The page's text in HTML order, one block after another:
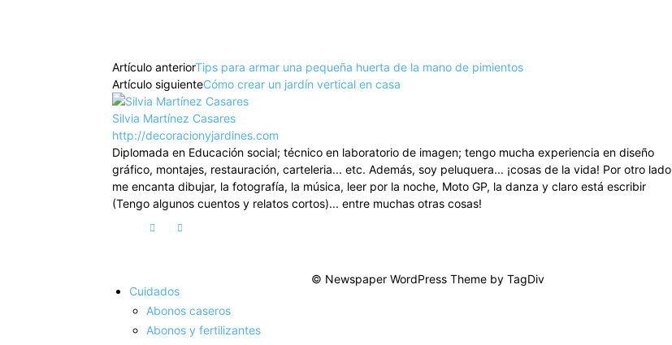
Artículo anteriorTips para armar una pequeña huerta de la mano de pimientos
Artículo siguienteCómo crear un jardín vertical en casa
Silvia Martínez Casares
http://decoracionyjardines.com
Diplomada en Educación social; técnico en laboratorio de imagen; tengo mucha experiencia en diseño
gráfico, montajes, restauración, carteleria... etc. Además, soy peluquera... ¡cosas de la vida! Por otro lado
me encanta dibujar, la fotografía, la música, leer por la noche, Moto GP, la danza y claro está escribir
(Tengo algunos cuentos y relatos cortos)... entre muchas otras cosas!
Cuidados
Abonos caseros
Abonos y fertilizantes
© Newspaper WordPress Theme by TagDiv